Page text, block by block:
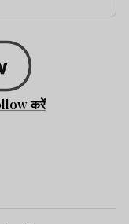
करें